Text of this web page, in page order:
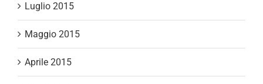
Luglio 2015
Maggio 2015
Aprile 2015